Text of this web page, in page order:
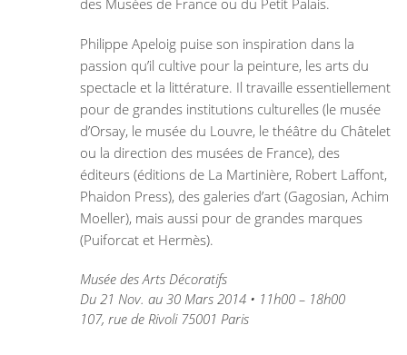
Philippe Apeloig puise son inspiration dans la
passion qu’il cultive pour la peinture, les arts du
spectacle et la littérature. Il travaille essentiellement
pour de grandes institutions culturelles (le musée
d’Orsay, le musée du Louvre, le théâtre du Châtelet
ou la direction des musées de France), des
éditeurs (éditions de La Martinière, Robert Laffont,
Phaidon Press), des galeries d’art (Gagosian, Achim
Moeller), mais aussi pour de grandes marques
(Puiforcat et Hermès).
Musée des Arts Décoratifs
Du 21 Nov. au 30 Mars 2014 • 11h00 – 18h00
107, rue de Rivoli 75001 Paris